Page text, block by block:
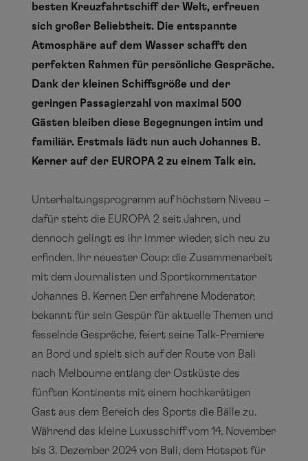
besten Kreuzfahrtschiff der Welt, erfreuen
sich großer Beliebtheit. Die entspannte
Atmosphäre auf dem Wasser schafft den
perfekten Rahmen für persönliche Gespräche.
Dank der kleinen Schiffsgröße und der
geringen Passagierzahl von maximal 500
Gästen bleiben diese Begegnungen intim und
familiär. Erstmals lädt nun auch Johannes B.
Kerner auf der EUROPA 2 zu einem Talk ein.
Unterhaltungsprogramm auf höchstem Niveau –
dafür steht die EUROPA 2 seit Jahren, und
dennoch gelingt es ihr immer wieder, sich neu zu
erfinden. Ihr neuester Coup: die Zusammenarbeit
mit dem Journalisten und Sportkommentator
Johannes B. Kerner. Der erfahrene Moderator,
bekannt für sein Gespür für aktuelle Themen und
fesselnde Gespräche, feiert seine Talk-Premiere
an Bord und spielt sich auf der Route von Bali
nach Melbourne entlang der Ostküste des
fünften Kontinents mit einem hochkarätigen
Gast aus dem Bereich des Sports die Bälle zu.
Während das kleine Luxusschiff vom 14. November
bis 3. Dezember 2024 von Bali, dem Hotspot für